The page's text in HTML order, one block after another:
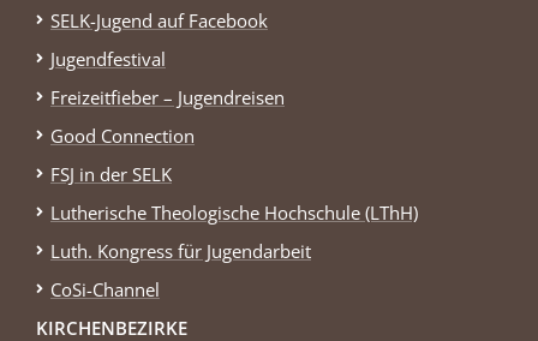
SELK-Jugend auf Facebook
Jugendfestival
Freizeitfieber – Jugendreisen
Good Connection
FSJ in der SELK
Lutherische Theologische Hochschule (LThH)
Luth. Kongress für Jugendarbeit
CoSi-Channel
KIRCHENBEZIRKE